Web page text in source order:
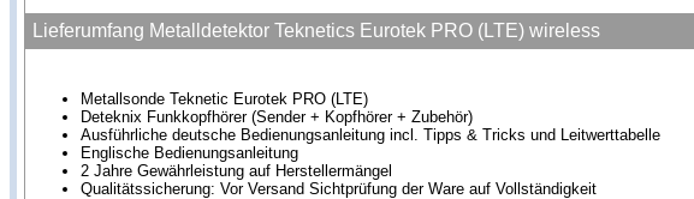
Lieferumfang Metalldetektor Teknetics Eurotek PRO (LTE) wireless
Metallsonde Teknetic Eurotek PRO (LTE)
Deteknix Funkkopfhörer (Sender + Kopfhörer + Zubehör)
Ausführliche deutsche Bedienungsanleitung incl. Tipps & Tricks und Leitwerttabelle
Englische Bedienungsanleitung
2 Jahre Gewährleistung auf Herstellermängel
Qualitätssicherung: Vor Versand Sichtprüfung der Ware auf Vollständigkeit